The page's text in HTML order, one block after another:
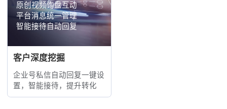
原创视频询盘互动
平台消息统一管理
智能接待自动回复
客户深度挖掘
企业号私信自动回复一键设
置，智能接待，提升转化